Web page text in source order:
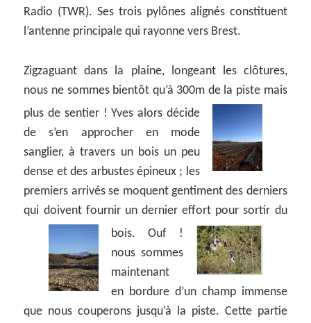
Radio (TWR). Ses trois pylônes alignés constituent
l’antenne principale qui rayonne vers Brest.
Zigzaguant dans la plaine, longeant les clôtures,
nous ne sommes bientôt qu’à 300m de la piste mais
plus de sentier !Yves alors décide
de s’en approcher en mode
sanglier, à travers un bois un peu
dense et des arbustes épineux ; les
premiers arrivés se moquent gentiment des derniers
qui doivent fournir un dernier effort pour sortir du
bois. Ouf !
nous sommes
maintenant
en bordure d’un champ immense
que nous couperons jusqu’à la piste. Cette partie